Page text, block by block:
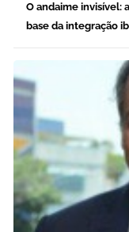
O andaime invisível:
base da integração